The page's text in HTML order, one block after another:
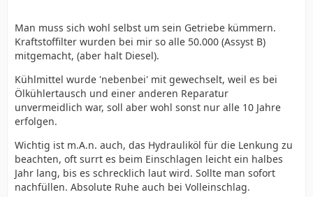
Man muss sich wohl selbst um sein Getriebe kümmern.
Kraftstoffilter wurden bei mir so alle 50.000 (Assyst B)
mitgemacht, (aber halt Diesel).
Kühlmittel wurde 'nebenbei' mit gewechselt, weil es bei
Ölkühlertausch und einer anderen Reparatur
unvermeidlich war, soll aber wohl sonst nur alle 10 Jahre
erfolgen.
Wichtig ist m.A.n. auch, das Hydrauliköl für die Lenkung zu
beachten, oft surrt es beim Einschlagen leicht ein halbes
Jahr lang, bis es schrecklich laut wird. Sollte man sofort
nachfüllen. Absolute Ruhe auch bei Volleinschlag.